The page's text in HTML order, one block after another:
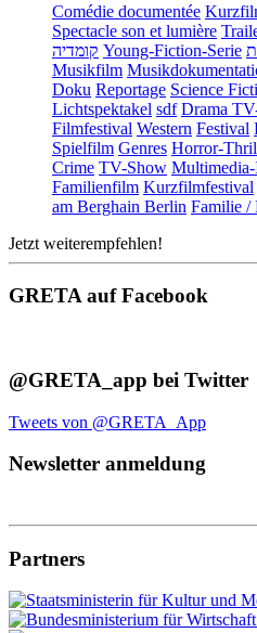
Comédie documentée
Spectacle son et lumière
קומדיה Young-Fiction-Serie
Musikfilm
Doku Reportage Science
Lichtspektakel sdf Drama
Filmfestival Western Festival
Spielfilm Genres Horror-
Crime TV-Show
Familienfilm Kurzfilmfestival
am Berghain Berlin Familie /
Jetzt weiterempfehlen!
GRETA auf Facebook
@GRETA_app bei Twitter
Tweets von @GRETA_App
Newsletter anmeldung
Partners